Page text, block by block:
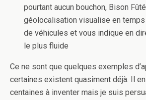
pourtant aucun bouchon, Bison
géolocalisation visualise en
de véhicules et vous indique en
le plus fluide
Ce ne sont que quelques exemples
certaines existent quasiment déjà. Il
centaines à inventer mais je suis